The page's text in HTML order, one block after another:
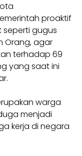
proaktif
seperti gugus
Orang, agar
terhadap 69
yang saat ini
warga
menjadi
kerja di negara